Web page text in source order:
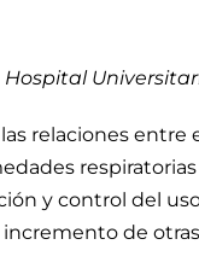
relaciones entre
y control del
de